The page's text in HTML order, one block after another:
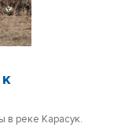
в реке Карасук.